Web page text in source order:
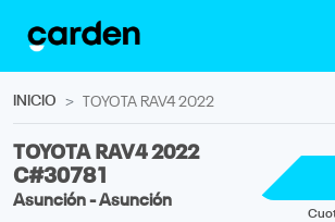
INICIO TOYOTA RAV4 2022
TOYOTA RAV4 2022
C#30781
Asunción - Asunción